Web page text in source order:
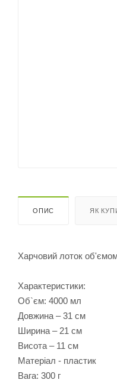
ОПИС ЯК
Харчовий лоток
Характеристики:
Об`єм: 4000 мл
Довжина – 31 см
Ширина – 21 см
Висота – 11 см
Матеріал - пластик
Вага: 300 г